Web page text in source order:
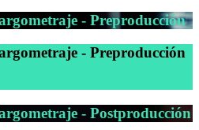
- Preproducción
- Preproducción
- Postproducción